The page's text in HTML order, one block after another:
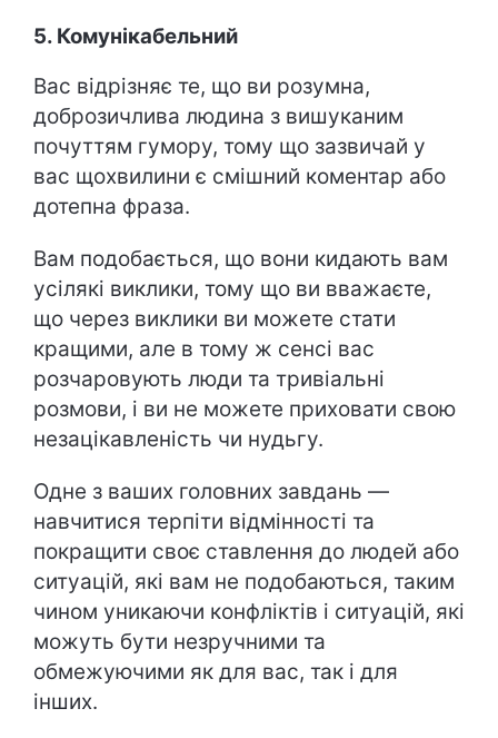
5. Комунікабельний
Вас відрізняє те, що ви розумна,
доброзичлива людина з вишуканим
почуттям гумору, тому що зазвичай у
вас щохвилини є смішний коментар або
дотепна фраза.
Вам подобається, що вони кидають вам
усілякі виклики, тому що ви вважаєте,
що через виклики ви можете стати
кращими, але в тому ж сенсі вас
розчаровують люди та тривіальні
розмови, і ви не можете приховати свою
незацікавленість чи нудьгу.
Одне з ваших головних завдань —
навчитися терпіти відмінності та
покращити своє ставлення до людей або
ситуацій, які вам не подобаються, таким
чином уникаючи конфліктів і ситуацій, які
можуть бути незручними та
обмежуючими як для вас, так і для
інших.